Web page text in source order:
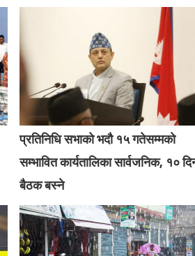
प्रतिनिधि सभाको भदौ १५ गतेसम्मको
सम्भावित कार्यतालिका सार्वजनिक, १०
बैठक बस्ने